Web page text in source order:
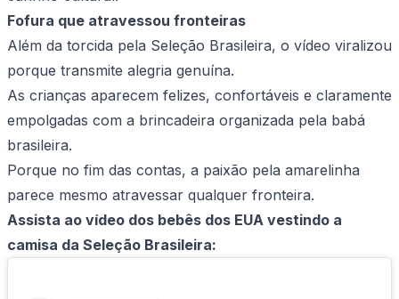
Fofura que atravessou fronteiras
Além da torcida pela Seleção Brasileira, o vídeo viralizou
porque transmite alegria genuína.
As crianças aparecem felizes, confortáveis e claramente
empolgadas com a brincadeira organizada pela babá
brasileira.
Porque no fim das contas, a paixão pela amarelinha
parece mesmo atravessar qualquer fronteira.
Assista ao vídeo dos bebês dos EUA vestindo a
camisa da Seleção Brasileira: